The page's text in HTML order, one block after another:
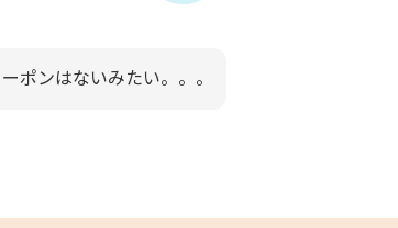
ポンはないみたい。。。